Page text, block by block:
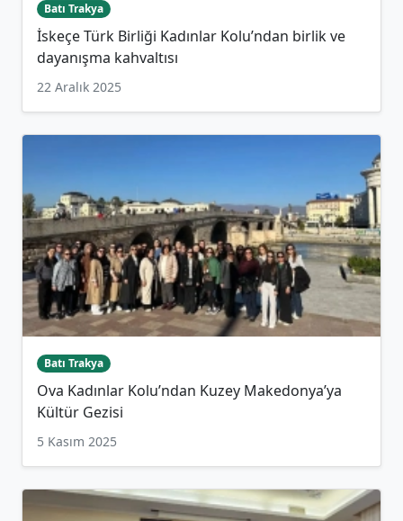
Batı Trakya
İskeçe Türk Birliği Kadınlar Kolu’ndan birlik ve
dayanışma kahvaltısı
22 Aralık 2025
Batı Trakya
Ova Kadınlar Kolu’ndan Kuzey Makedonya’ya
Kültür Gezisi
5 Kasım 2025